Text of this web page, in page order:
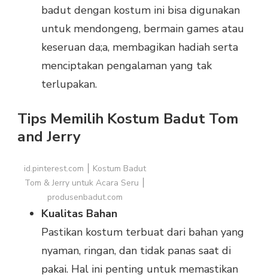
badut dengan kostum ini bisa digunakan
untuk mendongeng, bermain games atau
keseruan da;a, membagikan hadiah serta
menciptakan pengalaman yang tak
terlupakan.
Tips Memilih Kostum Badut Tom
and Jerry
id.pinterest.com ⎮ Kostum Badut
Tom & Jerry untuk Acara Seru ⎮
produsenbadut.com
Kualitas Bahan
Pastikan kostum terbuat dari bahan yang
nyaman, ringan, dan tidak panas saat di
pakai. Hal ini penting untuk memastikan